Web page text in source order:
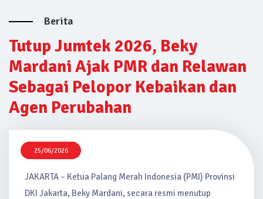
Berita
Tutup Jumtek 2026, Beky
Mardani Ajak PMR dan Relawan
Sebagai Pelopor Kebaikan dan
Agen Perubahan
25/06/2026
JAKARTA – Ketua Palang Merah Indonesia (PMI) Provinsi
DKI Jakarta, Beky Mardani, secara resmi menutup